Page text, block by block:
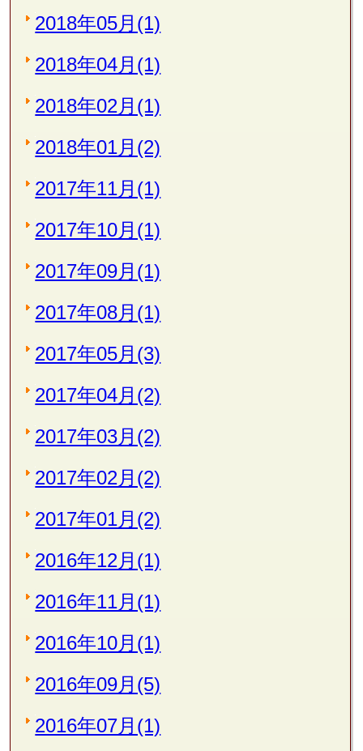
2018年05月(1)
2018年04月(1)
2018年02月(1)
2018年01月(2)
2017年11月(1)
2017年10月(1)
2017年09月(1)
2017年08月(1)
2017年05月(3)
2017年04月(2)
2017年03月(2)
2017年02月(2)
2017年01月(2)
2016年12月(1)
2016年11月(1)
2016年10月(1)
2016年09月(5)
2016年07月(1)